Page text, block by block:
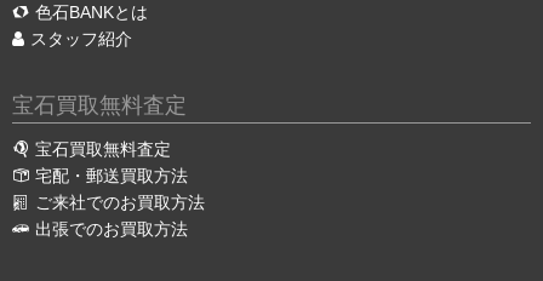
色石BANKとは
スタッフ紹介
宝石買取無料査定
宝石買取無料査定
宅配・郵送買取方法
ご来社でのお買取方法
出張でのお買取方法